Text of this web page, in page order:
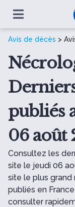
Avis de décès >
publiés
06 août
Consultez les
site le jeudi 06
site le plus grand
publiés en
consulter